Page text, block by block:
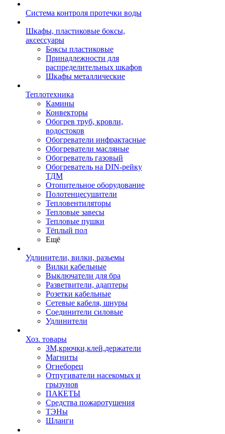
Система контроля протечки воды
Шкафы, пластиковые боксы,
аксессуары
Боксы пластиковые
Принадлежности для
распределительных шкафов
Шкафы металлические
Теплотехника
Камины
Конвекторы
Обогрев труб, кровли,
водостоков
Обогреватели инфрактасные
Обогреватели масляные
Обогреватель газовый
Обогреватель на DIN-рейку
ТДМ
Отопительное оборудование
Полотенцесушители
Тепловентиляторы
Тепловые завесы
Тепловые пушки
Тёплый пол
Ещё
Удлинители, вилки, разьемы
Вилки кабельные
Выключатели для бра
Разветвители, адаптеры
Розетки кабельные
Сетевые кабеля, шнуры
Соединители силовые
Удлинители
Хоз. товары
ЗМ,крючки,клей,держатели
Магниты
Огнеборец
Отпугиватели насекомых и
грызунов
ПАКЕТЫ
Средства пожаротушения
ТЭНы
Шланги